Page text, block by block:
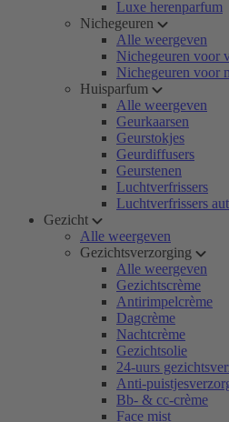
Luxe herenparfum
Nichegeuren
Alle weergeven
Nichegeuren voor
Nichegeuren voor
Huisparfum
Alle weergeven
Geurkaarsen
Geurstokjes
Geurdiffusers
Geurstenen
Luchtverfrissers
Luchtverfrissers
Gezicht
Alle weergeven
Gezichtsverzorging
Alle weergeven
Gezichtscrème
Antirimpelcrème
Dagcrème
Nachtcrème
Gezichtsolie
24-uurs
Anti-
Bb- & cc-crème
Face mist